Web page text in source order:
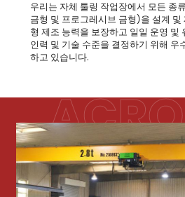
우리는 자체 툴링 작업장에서 모든 종
금형 및 프로그레시브 금형)을 설계 및
형 제조 능력을 보장하고 일일 운영 및
인력 및 기술 수준을 결정하기 위해 우
하고 있습니다.
ACRO